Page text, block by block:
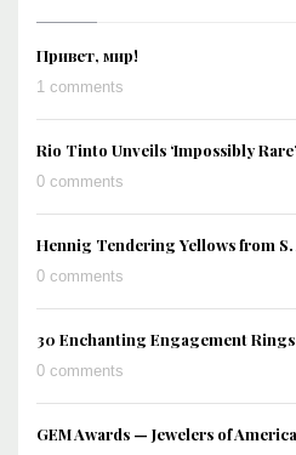
Привет, мир!
1 comments
Rio Tinto Unveils ‘Impossibly
0 comments
Hennig Tendering Yellows from
0 comments
30 Enchanting Engagement
0 comments
GEM Awards — Jewelers of America